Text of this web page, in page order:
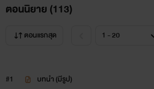
ตอนนิยาย (113)
ตอนแรกสุด
#1 บทนำ (มีรูป)